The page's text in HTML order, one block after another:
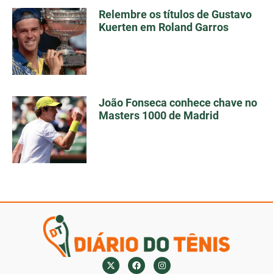
Relembre os títulos de Gustavo
Kuerten em Roland Garros
João Fonseca conhece chave no
Masters 1000 de Madrid